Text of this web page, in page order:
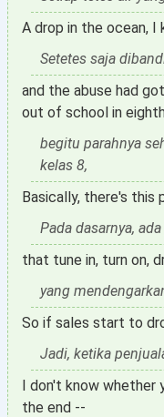
A drop in the ocean, I
Setetes saja
and the abuse had
out of school in
begitu parahnya
kelas 8,
Basically, there's this
Pada dasarnya,
that tune in, turn on,
yang
So if sales start to
Jadi, ketika
I don't know whether
the end --